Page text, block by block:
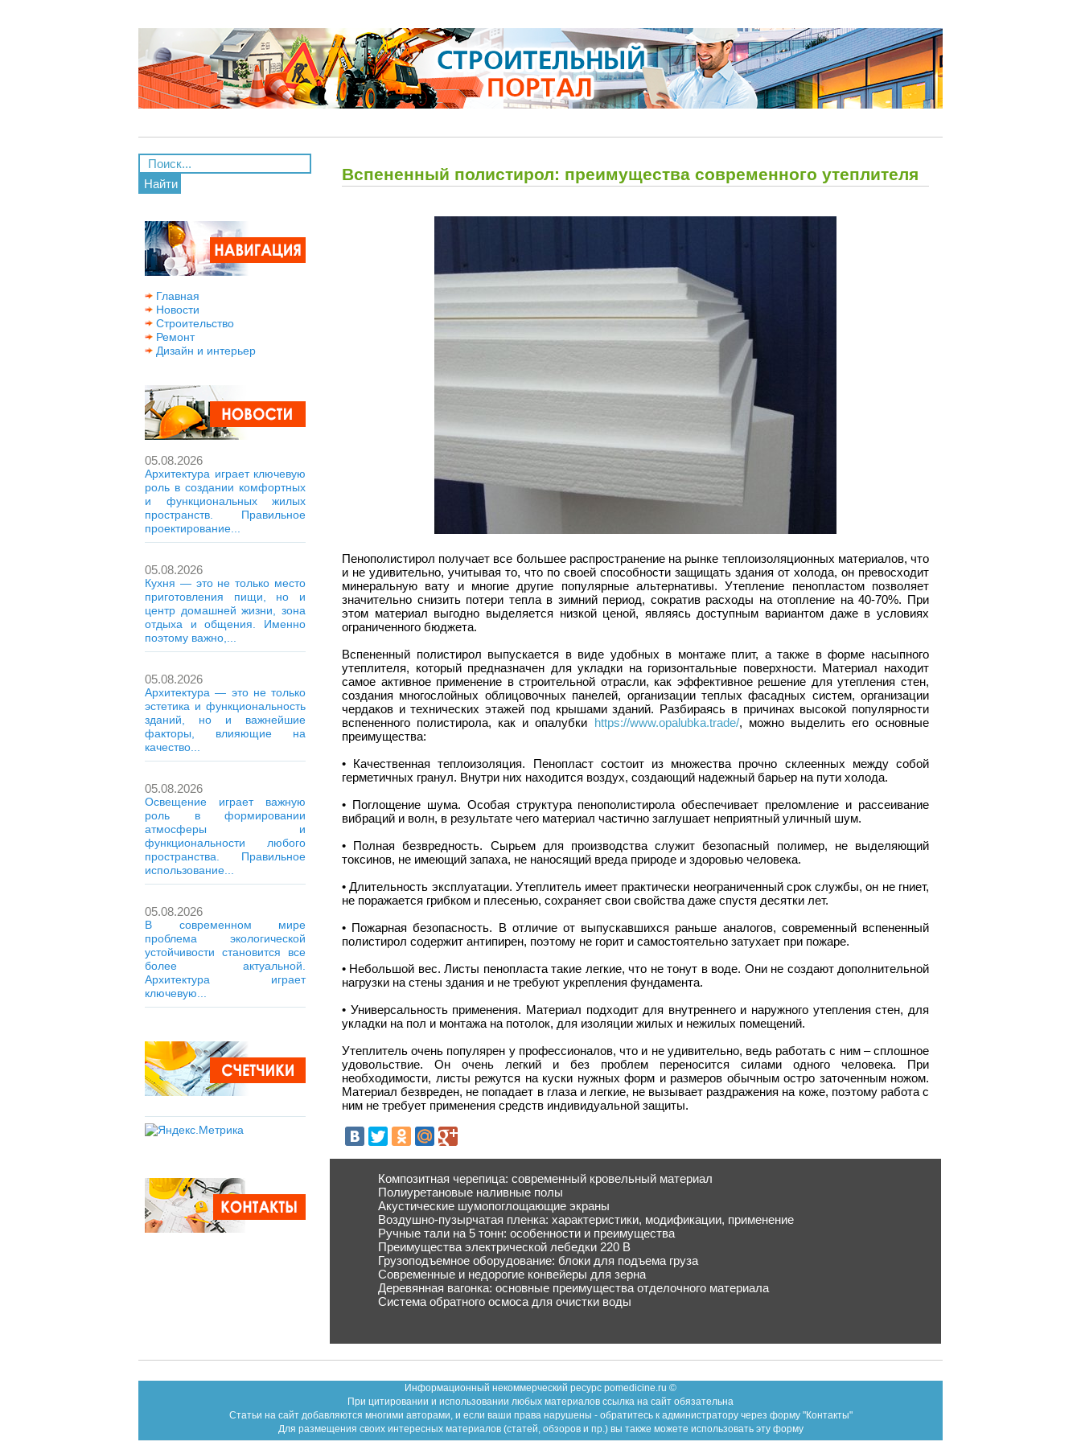
Найти
Главная
Новости
Строительство
Ремонт
Дизайн и интерьер
05.08.2026
Архитектура играет ключевую
роль в создании комфортных
и функциональных жилых
пространств. Правильное
проектирование...
05.08.2026
Кухня — это не только место
приготовления пищи, но и
центр домашней жизни, зона
отдыха и общения. Именно
поэтому важно,...
05.08.2026
Архитектура — это не только
эстетика и функциональность
зданий, но и важнейшие
факторы, влияющие на
качество...
05.08.2026
Освещение играет важную
роль в формировании
атмосферы и
функциональности любого
пространства. Правильное
использование...
05.08.2026
В современном мире
проблема экологической
устойчивости становится все
более актуальной.
Архитектура играет
ключевую...
Вспененный полистирол: преимущества современного утеплителя
Пенополистирол получает все большее распространение на рынке теплоизоляционных материалов, что
и не удивительно, учитывая то, что по своей способности защищать здания от холода, он превосходит
минеральную вату и многие другие популярные альтернативы. Утепление пенопластом позволяет
значительно снизить потери тепла в зимний период, сократив расходы на отопление на 40-70%. При
этом материал выгодно выделяется низкой ценой, являясь доступным вариантом даже в условиях
ограниченного бюджета.
Вспененный полистирол выпускается в виде удобных в монтаже плит, а также в форме насыпного
утеплителя, который предназначен для укладки на горизонтальные поверхности. Материал находит
самое активное применение в строительной отрасли, как эффективное решение для утепления стен,
создания многослойных облицовочных панелей, организации теплых фасадных систем, организации
чердаков и технических этажей под крышами зданий. Разбираясь в причинах высокой популярности
вспененного полистирола, как и опалубки https://www.opalubka.trade/, можно выделить его основные
преимущества:
• Качественная теплоизоляция. Пенопласт состоит из множества прочно склеенных между собой
герметичных гранул. Внутри них находится воздух, создающий надежный барьер на пути холода.
• Поглощение шума. Особая структура пенополистирола обеспечивает преломление и рассеивание
вибраций и волн, в результате чего материал частично заглушает неприятный уличный шум.
• Полная безвредность. Сырьем для производства служит безопасный полимер, не выделяющий
токсинов, не имеющий запаха, не наносящий вреда природе и здоровью человека.
• Длительность эксплуатации. Утеплитель имеет практически неограниченный срок службы, он не гниет,
не поражается грибком и плесенью, сохраняет свои свойства даже спустя десятки лет.
• Пожарная безопасность. В отличие от выпускавшихся раньше аналогов, современный вспененный
полистирол содержит антипирен, поэтому не горит и самостоятельно затухает при пожаре.
• Небольшой вес. Листы пенопласта такие легкие, что не тонут в воде. Они не создают дополнительной
нагрузки на стены здания и не требуют укрепления фундамента.
• Универсальность применения. Материал подходит для внутреннего и наружного утепления стен, для
укладки на пол и монтажа на потолок, для изоляции жилых и нежилых помещений.
Утеплитель очень популярен у профессионалов, что и не удивительно, ведь работать с ним – сплошное
удовольствие. Он очень легкий и без проблем переносится силами одного человека. При
необходимости, листы режутся на куски нужных форм и размеров обычным остро заточенным ножом.
Материал безвреден, не попадает в глаза и легкие, не вызывает раздражения на коже, поэтому работа с
ним не требует применения средств индивидуальной защиты.
Композитная черепица: современный кровельный материал
Полиуретановые наливные полы
Акустические шумопоглощающие экраны
Воздушно-пузырчатая пленка: характеристики, модификации, применение
Ручные тали на 5 тонн: особенности и преимущества
Преимущества электрической лебедки 220 В
Грузоподъемное оборудование: блоки для подъема груза
Современные и недорогие конвейеры для зерна
Деревянная вагонка: основные преимущества отделочного материала
Система обратного осмоса для очистки воды
Информационный некоммерческий ресурс pomedicine.ru ©
При цитировании и использовании любых материалов ссылка на сайт обязательна
Статьи на сайт добавляются многими авторами, и если ваши права нарушены - обратитесь к администратору через форму "Контакты"
Для размещения своих интересных материалов (статей, обзоров и пр.) вы также можете использовать эту форму